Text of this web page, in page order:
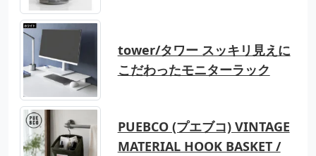
tower/タワー スッキリ見えに
こだわったモニターラック
PUEBCO (プエブコ) VINTAGE
MATERIAL HOOK BASKET /